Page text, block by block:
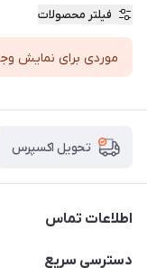
فیلتر محصولات
موردی برای نمایش
تحویل اکسپرس
اطلاعات تماس
09106753413
دسترسی سریع